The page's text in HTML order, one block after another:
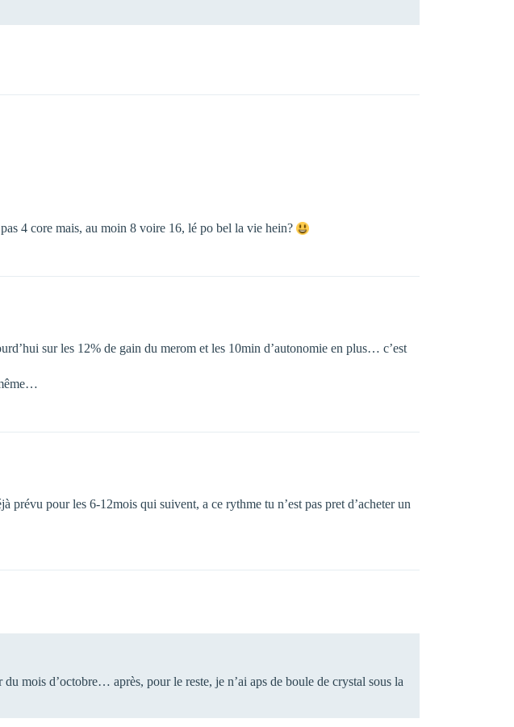
4 core mais, au moin 8 voire 16, lé po bel la vie hein?
sur les 12% de gain du merom et les 10min d’autonomie en plus… c’est
prévu pour les 6-12mois qui suivent, a ce rythme tu n’est pas pret d’acheter un
mois d’octobre… après, pour le reste, je n’ai aps de boule de crystal sous la